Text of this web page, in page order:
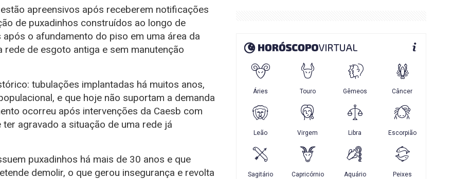
apreensivos após receberem notificações
de puxadinhos construídos ao longo de
o afundamento do piso em uma área da
de esgoto antiga e sem manutenção
tubulações implantadas há muitos anos,
e que hoje não suportam a demanda
ocorreu após intervenções da Caesb com
agravado a situação de uma rede já
puxadinhos há mais de 30 anos e que
demolir, o que gerou insegurança e revolta